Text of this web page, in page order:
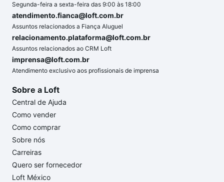
Segunda-feira a sexta-feira das 9:00 às 18:00
atendimento.fianca@loft.com.br
Assuntos relacionados a Fiança Aluguel
relacionamento.plataforma@loft.com.br
Assuntos relacionados ao CRM Loft
imprensa@loft.com.br
Atendimento exclusivo aos profissionais de imprensa
Sobre a Loft
Central de Ajuda
Como vender
Como comprar
Sobre nós
Carreiras
Quero ser fornecedor
Loft México